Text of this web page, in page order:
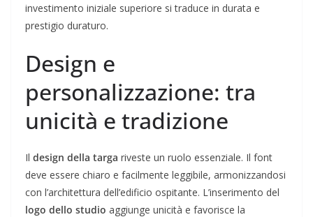
investimento iniziale superiore si traduce in durata e
prestigio duraturo.
Design e
personalizzazione: tra
unicità e tradizione
Il design della targa riveste un ruolo essenziale. Il font
deve essere chiaro e facilmente leggibile, armonizzandosi
con l’architettura dell’edificio ospitante. L’inserimento del
logo dello studio aggiunge unicità e favorisce la